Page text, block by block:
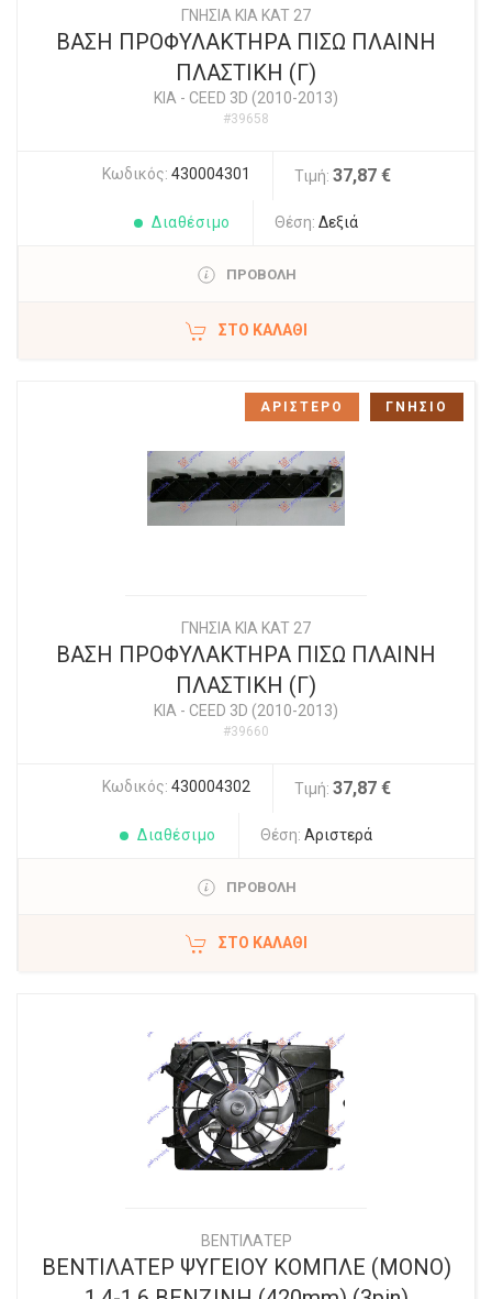
ΓΝΗΣΙΑ KIA KAT 27
ΒΑΣΗ ΠΡΟΦΥΛΑΚΤΗΡΑ ΠΙΣΩ ΠΛΑΙΝΗ
ΠΛΑΣΤΙΚΗ (Γ)
KIA - CEED 3D (2010-2013)
#39658
Κωδικός: 430004301 Τιμή: 37,87 €
Διαθέσιμο Θέση: Δεξιά
ΠΡΟΒΟΛΗ
ΣΤΟ ΚΑΛΆΘΙ
ΓΝΗΣΙΑ KIA KAT 27
ΒΑΣΗ ΠΡΟΦΥΛΑΚΤΗΡΑ ΠΙΣΩ ΠΛΑΙΝΗ
ΠΛΑΣΤΙΚΗ (Γ)
KIA - CEED 3D (2010-2013)
#39660
Κωδικός: 430004302 Τιμή: 37,87 €
Διαθέσιμο Θέση: Αριστερά
ΠΡΟΒΟΛΗ
ΣΤΟ ΚΑΛΆΘΙ
ΑΡΙΣΤΕΡΟ ΓΝΗΣΙΟ
ΒΕΝΤΙΛΑΤΕΡ
ΒΕΝΤΙΛΑΤΕΡ ΨΥΓΕΙΟΥ ΚΟΜΠΛΕ (ΜΟΝΟ)